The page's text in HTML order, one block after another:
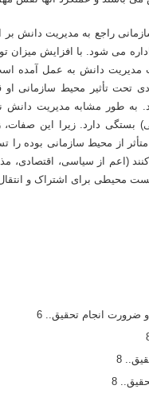
راجع به مدیریت دانش بر
می شود. با افزایش میزان
تحت تأثیر محیط سازمانی
طور مشابه مدیریت دانش
بستگی دارد. زیرا این صفات،
(اعم از سیاسی،
محیطی برای اشتراک و انتقال